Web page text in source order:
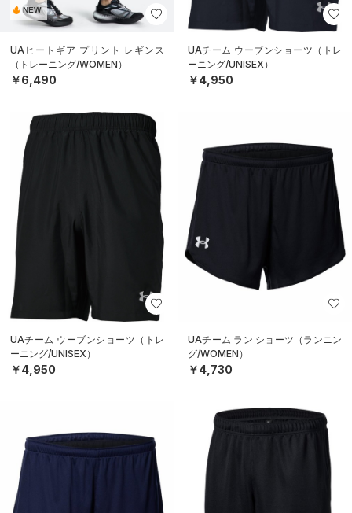
NEW
UAヒートギア プリント レギンス
（トレーニング/WOMEN）
￥6,490
UAチーム ウーブンショーツ（トレ
ーニング/UNISEX）
￥4,950
UAチーム ウーブンショーツ（トレ
ーニング/UNISEX）
￥4,950
UAチーム ラン ショーツ（ランニン
グ/WOMEN）
￥4,730